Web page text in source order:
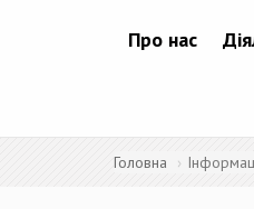
Про нас
Головна